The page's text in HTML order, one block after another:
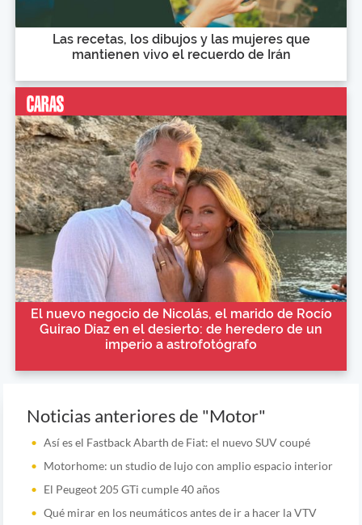
Las recetas, los dibujos y las mujeres que
mantienen vivo el recuerdo de Irán
El nuevo negocio de Nicolás, el marido de Rocío
Guirao Díaz en el desierto: de heredero de un
imperio a astrofotógrafo
Noticias anteriores de "Motor"
Así es el Fastback Abarth de Fiat: el nuevo SUV coupé
Motorhome: un studio de lujo con amplio espacio interior
El Peugeot 205 GTi cumple 40 años
Qué mirar en los neumáticos antes de ir a hacer la VTV